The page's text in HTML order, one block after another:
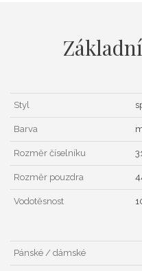
Styl
Barva
Rozměr číselníku
Rozměr pouzdra
Vodotěsnost
Pánské / dámské